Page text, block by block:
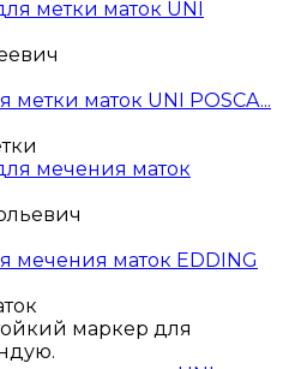
маток UNI POSCA...
мечения маток EDDING
маркер для